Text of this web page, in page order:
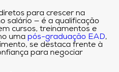
para crescer na
salário — é a qualificação
cursos, treinamentos e
uma pós-graduação EAD,
se destaca frente à
para negociar